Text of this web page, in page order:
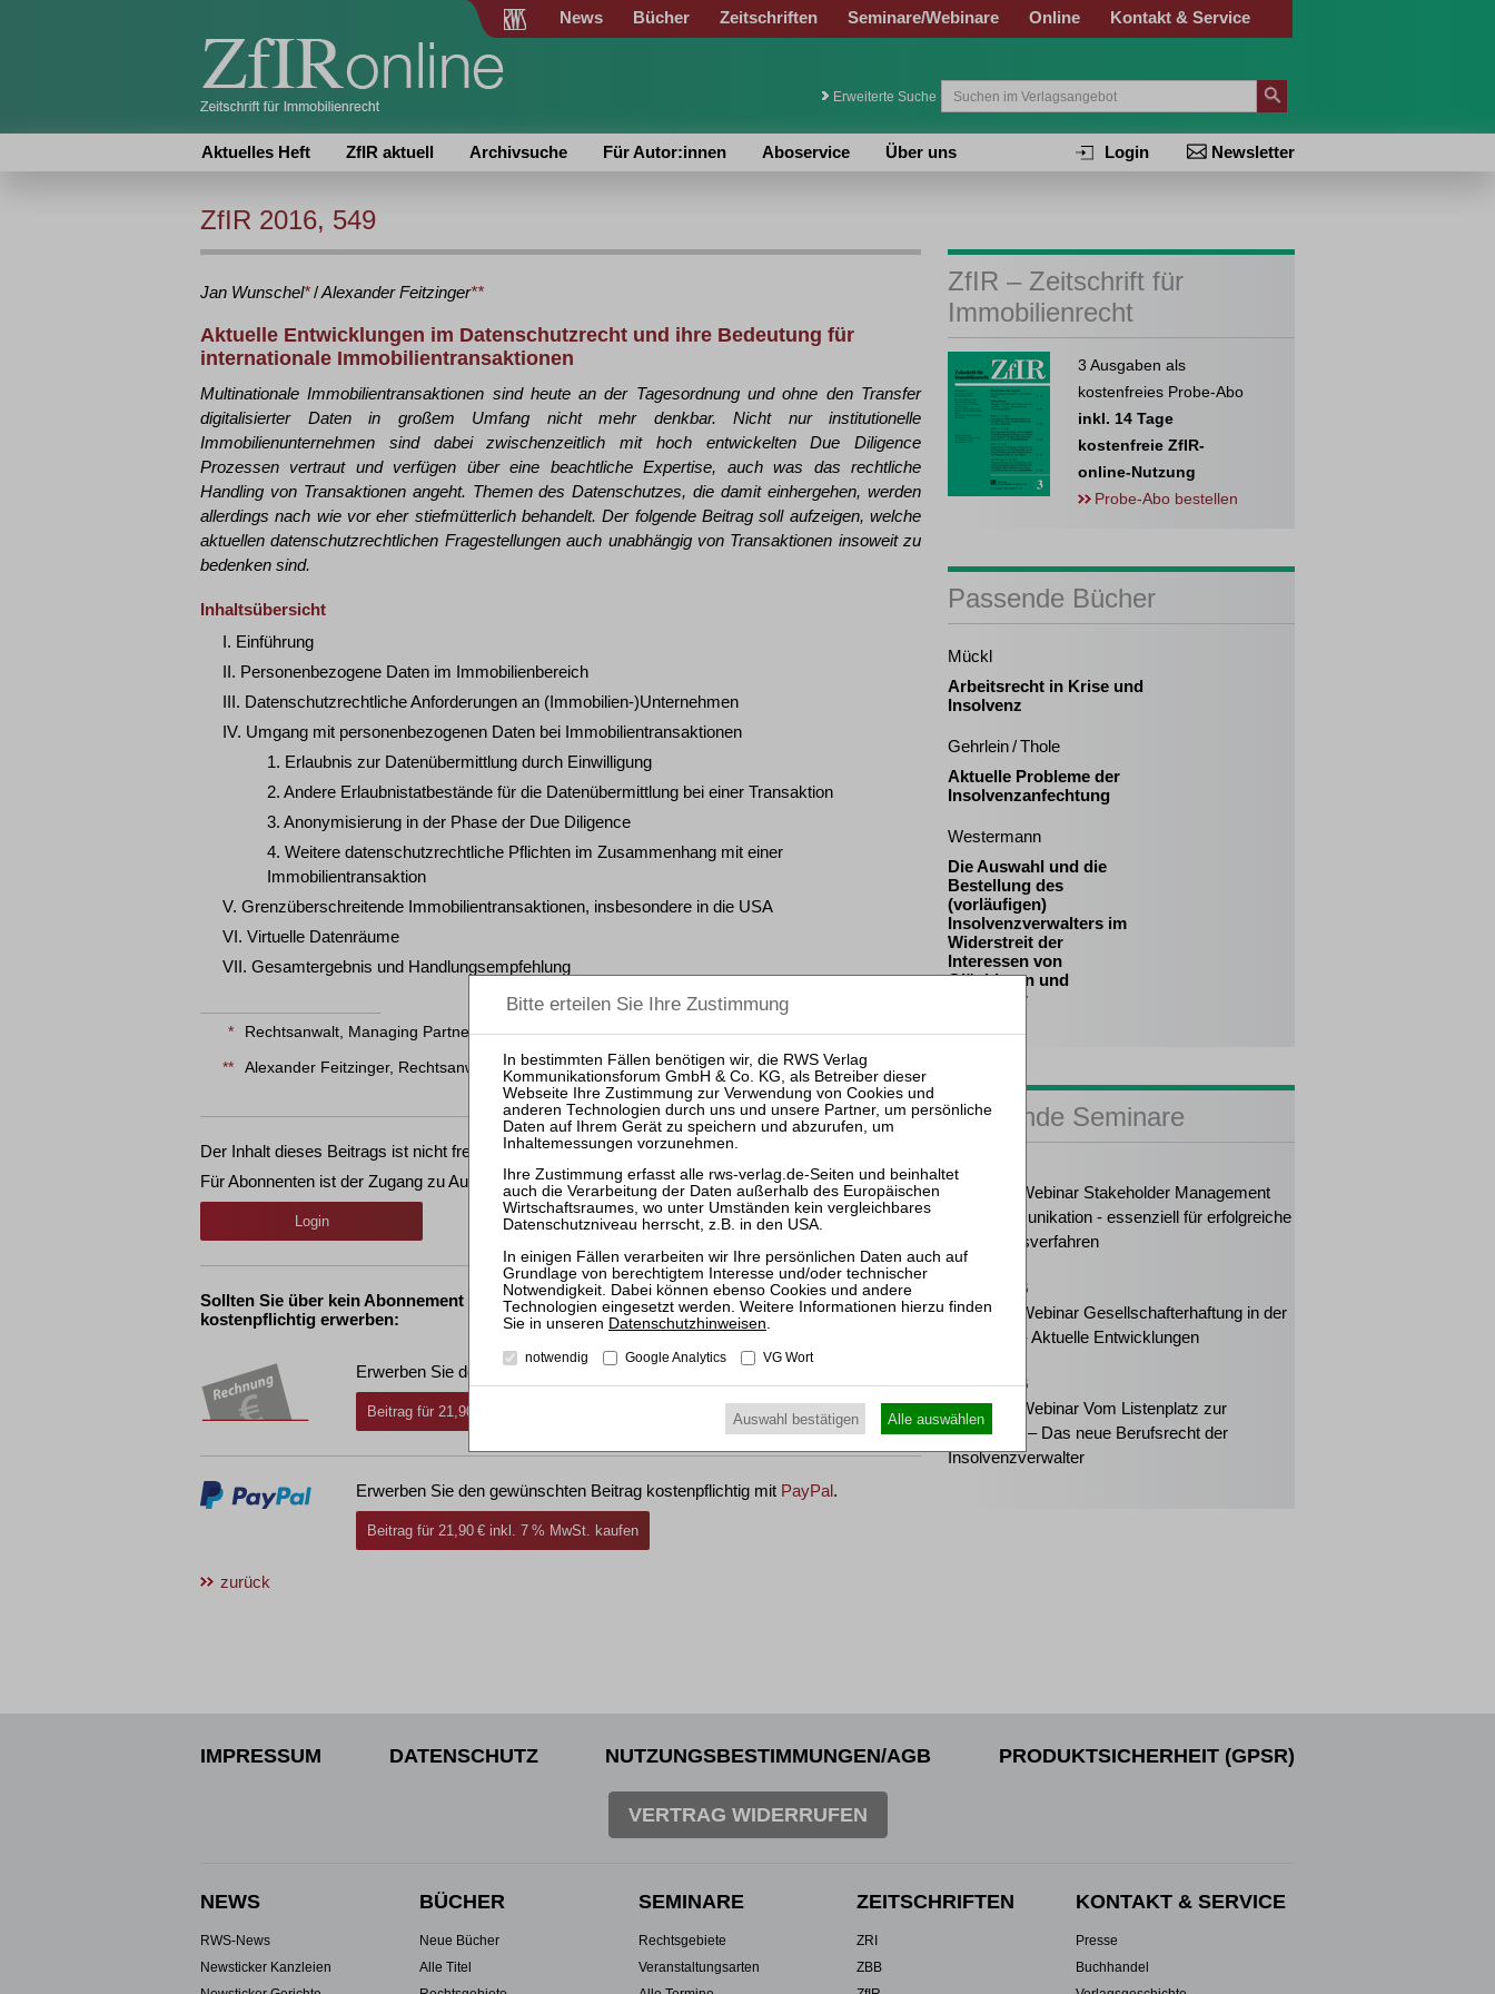
News Bücher Zeitschriften Seminare/Webinare Online Kontakt & Service
Erweiterte Suche
Aktuelles Heft ZfIR aktuell Archivsuche Für Autor:innen Aboservice Über uns Newsletter
Login
ZfIR 2016, 549
Jan Wunschel*/Alexander Feitzinger**
Aktuelle Entwicklungen im Datenschutzrecht und ihre Bedeutung für
internationale Immobilientransaktionen
Multinationale Immobilientransaktionen sind heute an der Tagesordnung und ohne den Transfer
digitalisierter Daten in großem Umfang nicht mehr denkbar. Nicht nur institutionelle
Immobilienunternehmen sind dabei zwischenzeitlich mit hoch entwickelten Due Diligence
Prozessen vertraut und verfügen über eine beachtliche Expertise, auch was das rechtliche
Handling von Transaktionen angeht. Themen des Datenschutzes, die damit einhergehen, werden
allerdings nach wie vor eher stiefmütterlich behandelt. Der folgende Beitrag soll aufzeigen, welche
aktuellen datenschutzrechtlichen Fragestellungen auch unabhängig von Transaktionen insoweit zu
bedenken sind.
Inhaltsübersicht
I. Einführung
II. Personenbezogene Daten im Immobilienbereich
III. Datenschutzrechtliche Anforderungen an (Immobilien-)Unternehmen
IV. Umgang mit personenbezogenen Daten bei Immobilientransaktionen
1. Erlaubnis zur Datenübermittlung durch Einwilligung
2. Andere Erlaubnistatbestände für die Datenübermittlung bei einer Transaktion
3. Anonymisierung in der Phase der Due Diligence
4. Weitere datenschutzrechtliche Pflichten im Zusammenhang mit einer
Immobilientransaktion
V. Grenzüberschreitende Immobilientransaktionen, insbesondere in die USA
VI. Virtuelle Datenräume
VII. Gesamtergebnis und Handlungsempfehlung
* Rechtsanwalt, Managing Partner – Kanzlei ArneckeSibeth, München
** Alexander Feitzinger, Rechtsanwalt- Kanzlei ArneckeSibeth, Frankfurt
Der Inhalt dieses Beitrags ist nicht frei verfügbar.
Für Abonnenten ist der Zugang zu Aufsätzen und Rechtsprechung frei.
Login
Sollten Sie über kein Abonnement verfügen, können Sie den gewünschten Beitrag trotzdem
kostenpflichtig erwerben:
Erwerben Sie den gewünschten Beitrag kostenpflichtig per Rechnung.
Beitrag für 21,90 € inkl. 7 % MwSt. kaufen
Erwerben Sie den gewünschten Beitrag kostenpflichtig mit PayPal.
Beitrag für 21,90 € inkl. 7 % MwSt. kaufen
zurück
ZfIR – Zeitschrift für
Immobilienrecht
3 Ausgaben als
kostenfreies Probe-Abo
inkl. 14 Tage
kostenfreie ZfIR-
online-Nutzung
Probe-Abo bestellen
Passende Bücher
Mückl
Arbeitsrecht in Krise und
Insolvenz
Gehrlein / Thole
Aktuelle Probleme der
Insolvenzanfechtung
Westermann
Die Auswahl und die
Bestellung des
(vorläufigen)
Insolvenzverwalters im
Widerstreit der
Interessen von
Gläubigern und
Schuldner
Passende Seminare
25.11.2026
Praktiker-Webinar Stakeholder Management
und Kommunikation - essenziell für erfolgreiche
Sanierungsverfahren
03.12.2026
Praktiker-Webinar Gesellschafterhaftung in der
Insolvenz - Aktuelle Entwicklungen
25.08.2026
Praktiker-Webinar Vom Listenplatz zur
Zulassung – Das neue Berufsrecht der
Insolvenzverwalter
IMPRESSUM DATENSCHUTZ NUTZUNGSBESTIMMUNGEN/AGB PRODUKTSICHERHEIT (GPSR)
VERTRAG WIDERRUFEN
NEWS
RWS-News
Newsticker Kanzleien
BÜCHER
Neue Bücher
Alle Titel
SEMINARE
Rechtsgebiete
Veranstaltungsarten
ZEITSCHRIFTEN
ZRI
ZBB
KONTAKT & SERVICE
Presse
Buchhandel
Datenschutzhinweisen
notwendig Google Analytics VG Wort
Auswahl bestätigen Alle auswählen